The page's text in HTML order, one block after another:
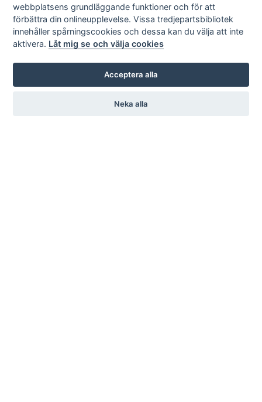
webbplatsens grundläggande funktioner och för att
förbättra din onlineupplevelse. Vissa tredjepartsbibliotek
innehåller spårningscookies och dessa kan du välja att inte
aktivera. Låt mig se och välja cookies
Acceptera alla
Neka alla